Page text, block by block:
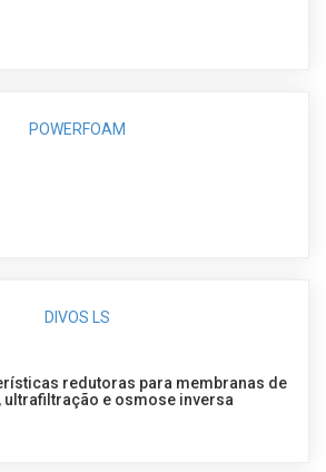
POWERFOAM
DIVOS LS
redutoras para membranas de
e osmose inversa